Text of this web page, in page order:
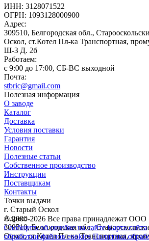
ИНН: 3128071522
ОГРН: 1093128000900
Адрес:
309510, Белгородская обл.,
Оскол, ст.Котел Пл-ка Транспортная,
Ш-3 Д. 2б
Работаем:
c 9:00 до 17:00, СБ-ВС выходной
Почта:
stbric@gmail.com
Полезная информация
О заводе
Каталог
Доставка
Условия поставки
Гарантия
Новости
Полезные статьи
Собственное производство
Инструкции
Поставщикам
Контакты
Точки выдачи
г. Старый Оскол
Адрес:
309510, Белгородская обл.,
Оскол, ст.Котел Пл-ка Транспортная,
© 2000-2026 Все права принадлежат
Сообщить об ошибке на сайте Карта сайта
обработки файлов cookies Политика